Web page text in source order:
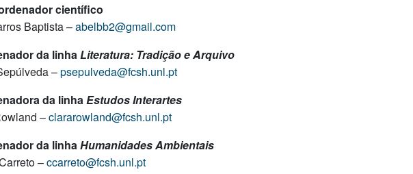
científico
Baptista –abelbb2@gmail.com
da linhaLiteratura: Tradição e Arquivo
–psepulveda@fcsh.unl.pt
da linhaEstudos Interartes
–clararowland@fcsh.unl.pt
da linhaHumanidades Ambientais
–ccarreto@fcsh.unl.pt